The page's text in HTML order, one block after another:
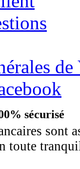
de
sécurisé
sont
toute